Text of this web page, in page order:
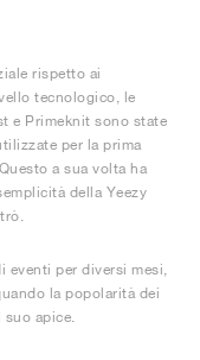
rispetto ai
tecnologico, le
e Primeknit sono state
per la prima
a sua volta ha
della Yeezy
eventi per diversi mesi,
la popolarità dei
suo apice.